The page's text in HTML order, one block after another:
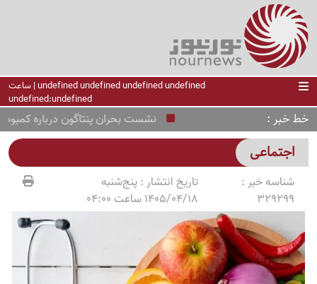
undefined undefined undefined undefined | ساعت
undefined:undefined
خط خبر نشست بحران پنتاگون درباره کمبود
اجتماعی
شناسه خبر :
329299
تاریخ انتشار :پنج‌شنبه
1405/04/18 ساعت 04:00